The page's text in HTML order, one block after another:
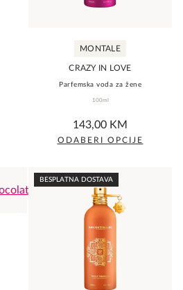
MONTALE
CRAZY IN LOVE
Parfemska voda za žene
100ml
0,0
rating
143,00 KM
ODABERI OPCIJE
product
has
multiple
variants.
The
options
may
BESPLATNA DOSTAVA